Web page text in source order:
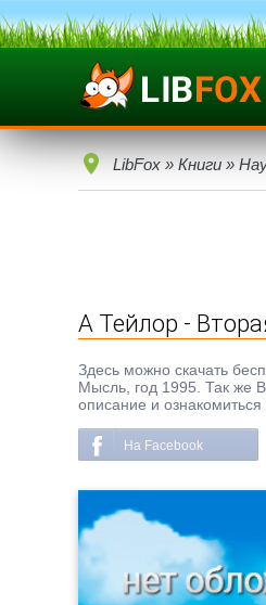
LibFox » Книги »
А Тейлор -
Здесь можно скачать
Мысль, год 1995. Так же
описание и ознакомиться
На Facebook